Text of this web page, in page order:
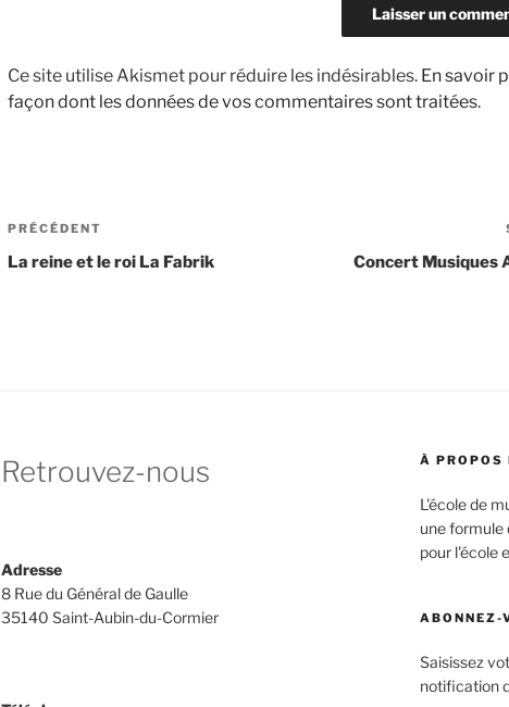
Ce site utilise Akismet pour réduire les indésirables. En savoir
façon dont les données de vos commentaires sont traitées.
Navigation
de
Article
précédent
PRÉCÉDENT
La reine et le roi La Fabrik Concert Musiques
Retrouvez-nous
Adresse
8 Rue du Général de Gaulle
35140 Saint-Aubin-du-Cormier
À PROPOS
L'école de
une formule
pour l'école
ABONNEZ-
Saisissez
notification